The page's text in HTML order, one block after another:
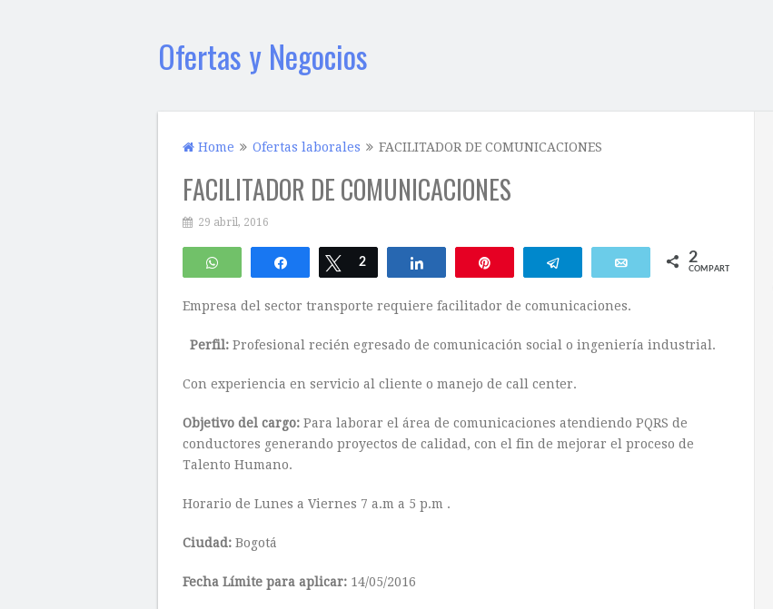
Ofertas y Negocios
Home Ofertas laborales FACILITADOR DE COMUNICACIONES
FACILITADOR DE COMUNICACIONES
29 abril, 2016
WhatsApp Compartir Twittear
2 Compartir Telegram Email 2
COMPARTIR
Empresa del sector transporte requiere facilitador de comunicaciones.
Perfil: Profesional recién egresado de comunicación social o ingeniería industrial.
Con experiencia en servicio al cliente o manejo de call center.
Objetivo del cargo: Para laborar el área de comunicaciones atendiendo PQRS de
conductores generando proyectos de calidad, con el fin de mejorar el proceso de
Talento Humano.
Horario de Lunes a Viernes 7 a.m a 5 p.m .
Ciudad: Bogotá
Fecha Límite para aplicar: 14/05/2016